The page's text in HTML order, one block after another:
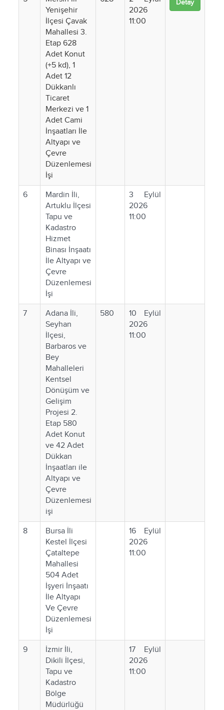
Yenişehir
İlçesi Çavak
Mahallesi 3.
Etap 628
Adet Konut
(+5 kd), 1
Adet 12
Dükkanlı
Ticaret
Merkezi ve 1
Adet Cami
İnşaatları İle
Altyapı ve
Çevre
Düzenlemesi
İşi
2026
11:00
Detay
6
Mardin İli,
Artuklu İlçesi
Tapu ve
Kadastro
Hizmet
Binası İnşaatı
İle Altyapı ve
Çevre
Düzenlemesi
İşi
3 Eylül
2026
11:00
7
Adana İli,
Seyhan
İlçesi,
Barbaros ve
Bey
Mahalleleri
Kentsel
Dönüşüm ve
Gelişim
Projesi 2.
Etap 580
Adet Konut
ve 42 Adet
Dükkan
İnşaatları ile
Altyapı ve
Çevre
Düzenlemesi
işi
580
10 Eylül
2026
11:00
8
Bursa İli
Kestel İlçesi
Çataltepe
Mahallesi
504 Adet
İşyeri İnşaatı
İle Altyapı
Ve Çevre
Düzenlemesi
İşi
16 Eylül
2026
11:00
9
İzmir İli,
Dikili İlçesi,
Tapu ve
Kadastro
Bölge
Müdürlüğü
17 Eylül
2026
11:00